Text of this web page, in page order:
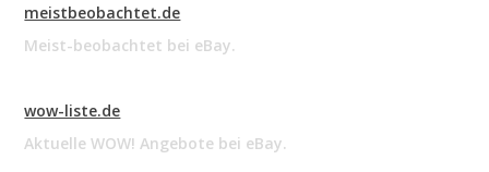
meistbeobachtet.de
Meist-beobachtet bei eBay.
wow-liste.de
Aktuelle WOW! Angebote bei eBay.